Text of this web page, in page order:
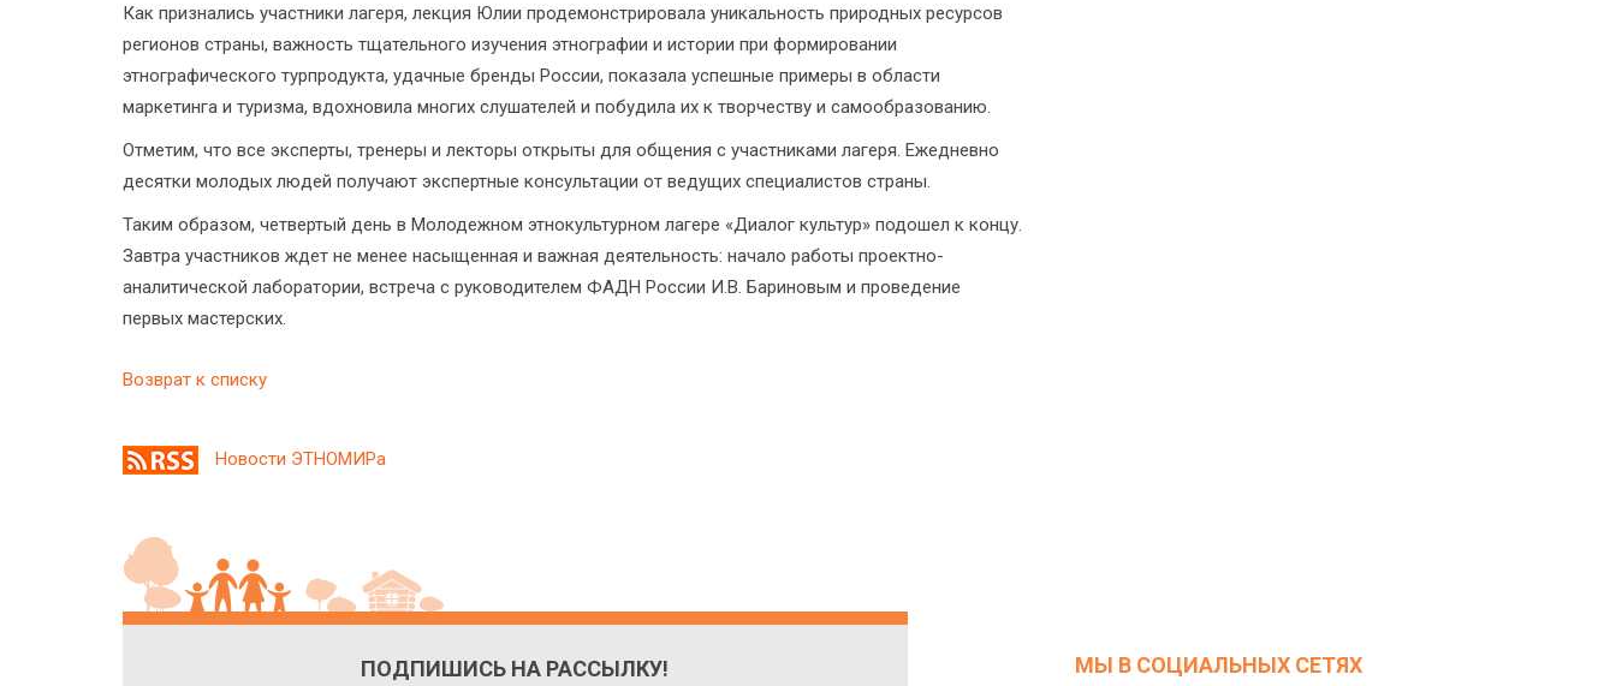
Как признались участники лагеря, лекция Юлии продемонстрировала уникальность природных ресурсов
регионов страны, важность тщательного изучения этнографии и истории при формировании
этнографического турпродукта, удачные бренды России, показала успешные примеры в области
маркетинга и туризма, вдохновила многих слушателей и побудила их к творчеству и самообразованию.
Отметим, что все эксперты, тренеры и лекторы открыты для общения с участниками лагеря. Ежедневно
десятки молодых людей получают экспертные консультации от ведущих специалистов страны.
Таким образом, четвертый день в Молодежном этнокультурном лагере «Диалог культур» подошел к концу.
Завтра участников ждет не менее насыщенная и важная деятельность: начало работы проектно-
аналитической лаборатории, встреча с руководителем ФАДН России И.В. Бариновым и проведение
первых мастерских.
Возврат к списку
Новости ЭТНОМИРа
ПОДПИШИСЬ НА РАССЫЛКУ! МЫ В СОЦИАЛЬНЫХ СЕТЯХ